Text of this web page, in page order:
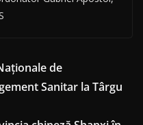
de
Sanitar la Târgu